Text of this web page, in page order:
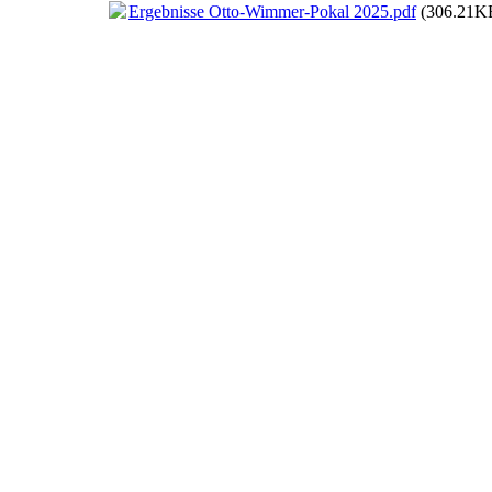
Ergebnisse Otto-Wimmer-Pokal 2025.pdf